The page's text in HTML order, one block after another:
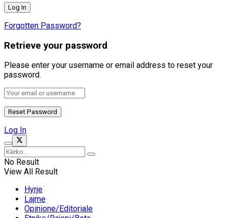
Forgotten Password?
Retrieve your password
Please enter your username or email address to reset your
password.
Log In
No Result
View All Result
Hyrje
Lajme
Opinione/Editoriale